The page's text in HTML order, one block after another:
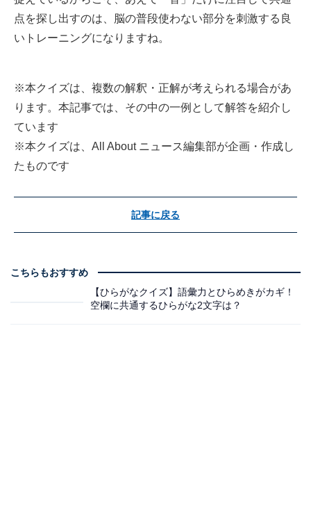
点を探し出すのは、脳の普段使わない部分を刺激する良
いトレーニングになりますね。
※本クイズは、複数の解釈・正解が考えられる場合があ
ります。本記事では、その中の一例として解答を紹介し
ています
※本クイズは、All About ニュース編集部が企画・作成し
たものです
記事に戻る
こちらもおすすめ
【ひらがなクイズ】語彙力とひらめきがカギ！
空欄に共通するひらがな2文字は？